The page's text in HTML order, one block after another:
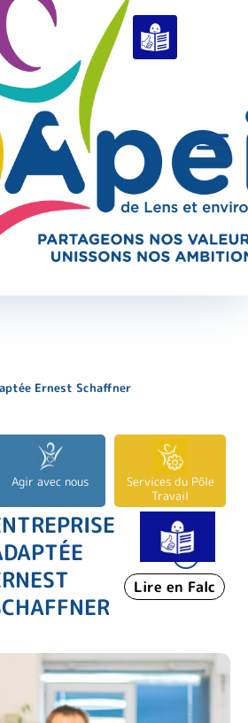
Ernest Schaffner
Agir avec nous
Services du Pôle
Travail
Lire en Falc
A-
A+